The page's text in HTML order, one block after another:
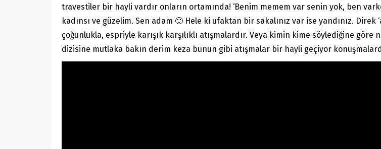
travestiler bir hayli vardır onların ortamında! ‘Benim memem var senin yok, ben
kadınsı ve güzelim. Sen adam 🙂 Hele ki ufaktan bir sakalınız var ise yandınız. Direk
çoğunlukla, espriyle karışık karşılıklı atışmalardır. Veya kimin kime söylediğine
dizisine mutlaka bakın derim keza bunun gibi atışmalar bir hayli geçiyor